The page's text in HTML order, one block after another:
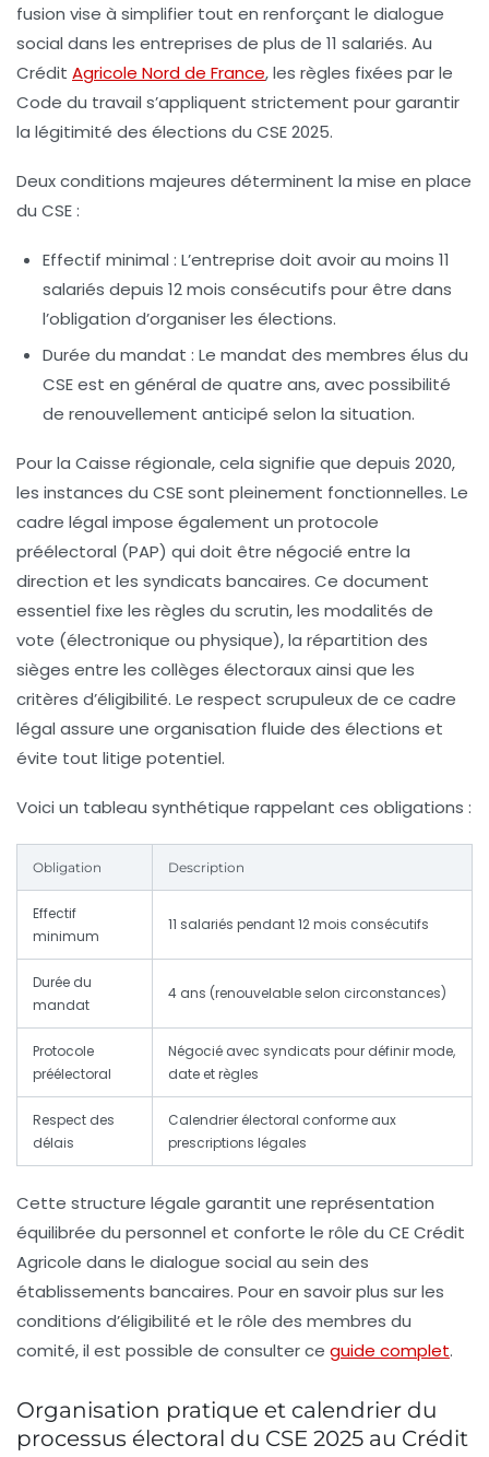
fusion vise à simplifier tout en renforçant le dialogue
social dans les entreprises de plus de 11 salariés. Au
Crédit Agricole Nord de France, les règles fixées par le
Code du travail s’appliquent strictement pour garantir
la légitimité des élections du CSE 2025.
Deux conditions majeures déterminent la mise en place
du CSE :
Effectif minimal : L’entreprise doit avoir au moins 11
salariés depuis 12 mois consécutifs pour être dans
l’obligation d’organiser les élections.
Durée du mandat : Le mandat des membres élus du
CSE est en général de quatre ans, avec possibilité
de renouvellement anticipé selon la situation.
Pour la Caisse régionale, cela signifie que depuis 2020,
les instances du CSE sont pleinement fonctionnelles. Le
cadre légal impose également un protocole
préélectoral (PAP) qui doit être négocié entre la
direction et les syndicats bancaires. Ce document
essentiel fixe les règles du scrutin, les modalités de
vote (électronique ou physique), la répartition des
sièges entre les collèges électoraux ainsi que les
critères d’éligibilité. Le respect scrupuleux de ce cadre
légal assure une organisation fluide des élections et
évite tout litige potentiel.
Voici un tableau synthétique rappelant ces obligations :
Obligation Description
Effectif
minimum
11 salariés pendant 12 mois consécutifs
Durée du
mandat
4 ans (renouvelable selon circonstances)
Protocole
préélectoral
Négocié avec syndicats pour définir mode,
date et règles
Respect des
délais
Calendrier électoral conforme aux
prescriptions légales
Cette structure légale garantit une représentation
équilibrée du personnel et conforte le rôle du CE Crédit
Agricole dans le dialogue social au sein des
établissements bancaires. Pour en savoir plus sur les
conditions d’éligibilité et le rôle des membres du
comité, il est possible de consulter ce guide complet.
Organisation pratique et calendrier du
processus électoral du CSE 2025 au Crédit